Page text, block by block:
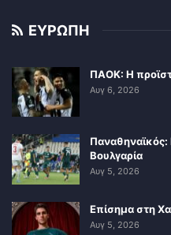
ΕΥΡΩΠΗ
ΠΑΟΚ: Η
Αυγ 6, 2026
Παναθηναϊκός:
Βουλγαρία
Αυγ 5, 2026
Επίσημα στη
Αυγ 5, 2026